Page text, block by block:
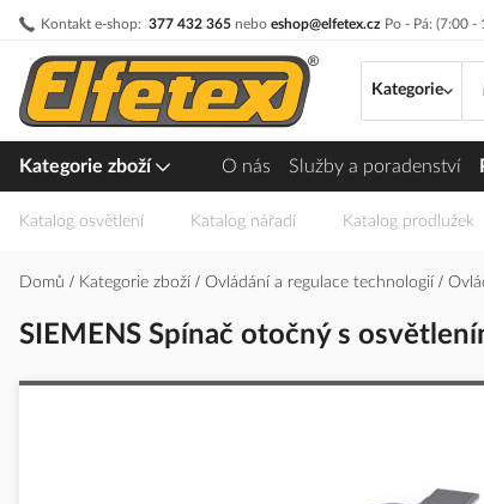
Kontakt e-shop: 377 432 365 nebo eshop@elfetex.cz Po - Pá: (7:00 -
Přejít
obsah
Kategorie
Kategorie zboží O nás Služby a poradenství
Katalog osvětlení Katalog nářadí Katalog prodlužek
Domů Kategorie zboží Ovládání a regulace technologií
SIEMENS Spínač otočný s